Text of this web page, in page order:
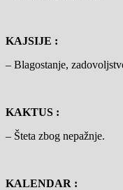
KAJSIJE :
– Blagostanje,
KAKTUS :
– Šteta zbog nepažnje.
KALENDAR :